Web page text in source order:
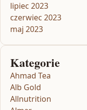
lipiec 2023
czerwiec 2023
maj 2023
Kategorie
Ahmad Tea
Alb Gold
Allnutrition